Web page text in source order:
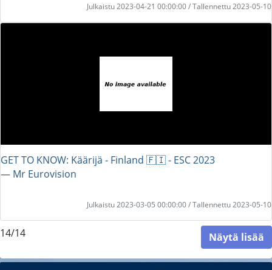
Julkaistu 2023-04-21 00:00:00 / Tallennettu 2023-05-10
GET TO KNOW: Käärijä - Finland 🇫🇮 - ESC 2023
― Mr Eurovision
Julkaistu 2023-03-05 00:00:00 / Tallennettu 2023-05-10
14/14 Näytä lisää